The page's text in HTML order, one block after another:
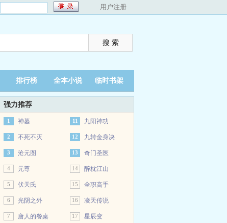
用户注册
排行榜 全本小说 临时书架
强力推荐
1 神墓
2 不死不灭
3 沧元图
4 元尊
5 伏天氏
6 光阴之外
7 唐人的餐桌
11 九阳神功
12 九转金身决
13 奇门圣医
14 醉枕江山
15 全职高手
16 凌天传说
17 星辰变